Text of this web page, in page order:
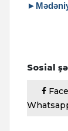
Sosial